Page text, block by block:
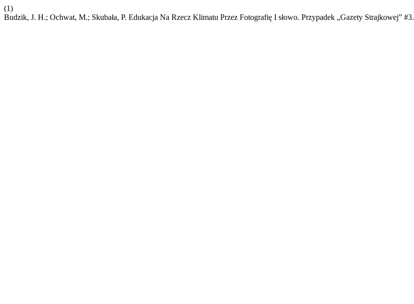
(1)
Budzik, J. H.; Ochwat, M.; Skubała, P. Edukacja Na Rzecz Klimatu Przez Fotografię I słowo. Przypadek „Gazety Strajkowej” #3.